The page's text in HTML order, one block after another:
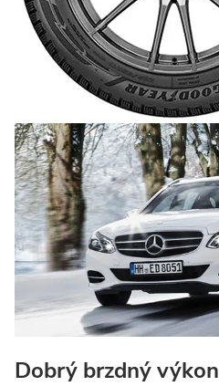
Dobrý brzdný výkon